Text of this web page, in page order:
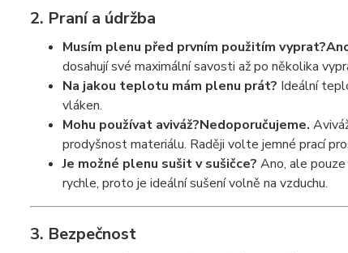
2. Praní a údržba
Musím plenu před prvním použitím vyprat?
dosahují své maximální savosti až po několika
Na jakou teplotu mám plenu prát? Ideální
vláken.
Mohu používat aviváž?Nedoporučujeme.
prodyšnost materiálu. Raději volte jemné prací
Je možné plenu sušit v sušičce? Ano, ale pouze
rychle, proto je ideální sušení volně na vzduchu.
3. Bezpečnost